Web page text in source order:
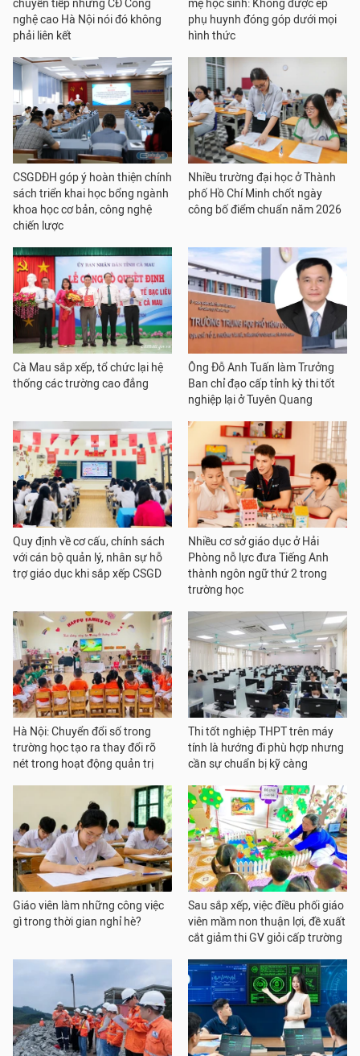
chuyển tiếp nhưng CĐ Công
nghệ cao Hà Nội nói đó không
phải liên kết
mẹ học sinh: Không được ép
phụ huynh đóng góp dưới mọi
hình thức
CSGDĐH góp ý hoàn thiện chính
sách triển khai học bổng ngành
khoa học cơ bản, công nghệ
chiến lược
Nhiều trường đại học ở Thành
phố Hồ Chí Minh chốt ngày
công bố điểm chuẩn năm 2026
Cà Mau sắp xếp, tổ chức lại hệ
thống các trường cao đẳng
Ông Đỗ Anh Tuấn làm Trưởng
Ban chỉ đạo cấp tỉnh kỳ thi tốt
nghiệp lại ở Tuyên Quang
Quy định về cơ cấu, chính sách
với cán bộ quản lý, nhân sự hỗ
trợ giáo dục khi sắp xếp CSGD
Nhiều cơ sở giáo dục ở Hải
Phòng nỗ lực đưa Tiếng Anh
thành ngôn ngữ thứ 2 trong
trường học
Hà Nội: Chuyển đổi số trong
trường học tạo ra thay đổi rõ
nét trong hoạt động quản trị
Thi tốt nghiệp THPT trên máy
tính là hướng đi phù hợp nhưng
cần sự chuẩn bị kỹ càng
Giáo viên làm những công việc
gì trong thời gian nghỉ hè?
Sau sắp xếp, việc điều phối giáo
viên mầm non thuận lợi, đề xuất
cắt giảm thi GV giỏi cấp trường